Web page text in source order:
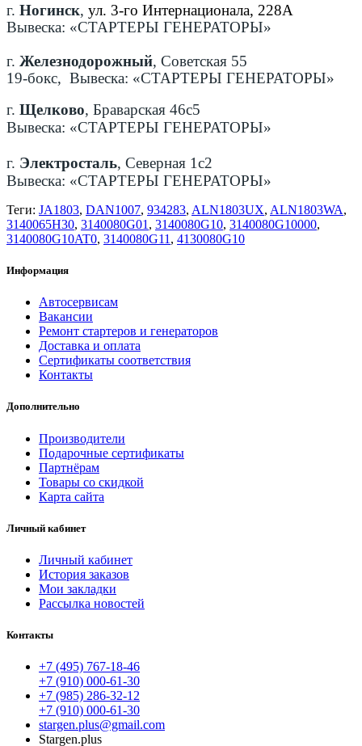
г. Ногинск, ул. 3-го Интернационала, 228А
Вывеска: «СТАРТЕРЫ ГЕНЕРАТОРЫ»
г. Железнодорожный, Советская 55
19-бокс, Вывеска: «СТАРТЕРЫ ГЕНЕРАТОРЫ»
г. Щелково, Браварская 46с5
Вывеска: «СТАРТЕРЫ ГЕНЕРАТОРЫ»
г. Электросталь, Северная 1с2
Вывеска: «СТАРТЕРЫ ГЕНЕРАТОРЫ»
Теги: JA1803, DAN1007, 934283, ALN1803UX, ALN1803WA,
3140065H30, 3140080G01 , 3140080G10, 3140080G10000,
3140080G10AT0, 3140080G11 , 4130080G10
Информация
Автосервисам
Вакансии
Ремонт стартеров и генераторов
Доставка и оплата
Сертификаты соответствия
Контакты
Дополнительно
Производители
Подарочные сертификаты
Партнёрам
Товары со скидкой
Карта сайта
Личный кабинет
Личный кабинет
История заказов
Мои закладки
Рассылка новостей
Контакты
+7 (495) 767-18-46
+7 (910) 000-61-30
+7 (985) 286-32-12
+7 (910) 000-61-30
stargen.plus@gmail.com
Stargen.plus